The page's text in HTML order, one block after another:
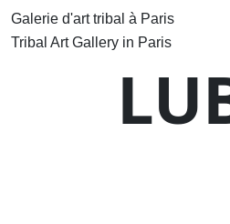
Galerie d'art tribal à Paris
Tribal Art Gallery in Paris